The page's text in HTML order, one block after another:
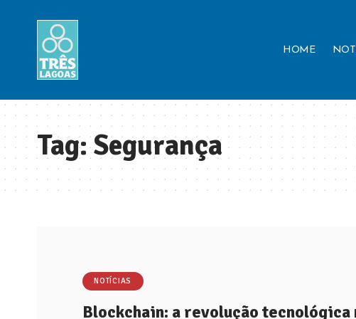
HOME
Tag:Segurança
NOTÍCIAS
Blockchain: a revolução tecnológica